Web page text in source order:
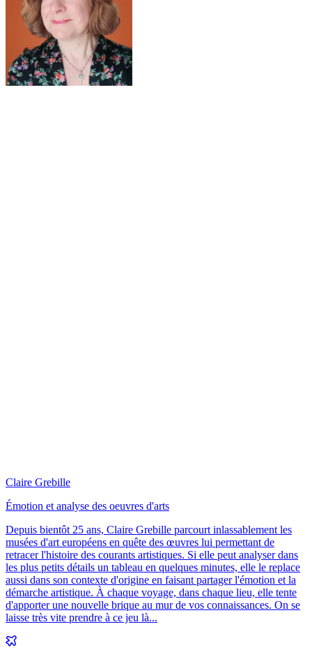
Claire Grebille
Émotion et analyse des oeuvres d'arts
Depuis bientôt 25 ans, Claire Grebille parcourt inlassablement les
musées d'art européens en quête des œuvres lui permettant de
retracer l'histoire des courants artistiques. Si elle peut analyser dans
les plus petits détails un tableau en quelques minutes, elle le replace
aussi dans son contexte d'origine en faisant partager l'émotion et la
démarche artistique. À chaque voyage, dans chaque lieu, elle tente
d'apporter une nouvelle brique au mur de vos connaissances. On se
laisse très vite prendre à ce jeu là...